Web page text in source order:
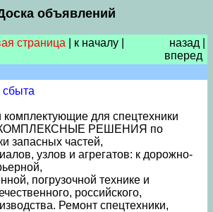
объявлений
страница к началу назад
вперед
для спецтехники
КОМПЛЕКСНЫЕ РЕШЕНИЯ по
запасных частей,
узлов и агрегатов: к дорожно-
погрузочной технике и
российского,
Ремонт спецтехники,